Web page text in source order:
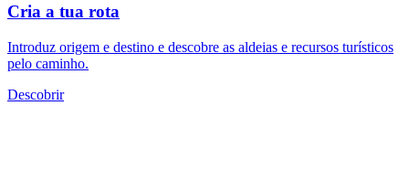
Cria a tua rota
Introduz origem e destino e descobre as aldeias e recursos turísticos
pelo caminho.
Descobrir